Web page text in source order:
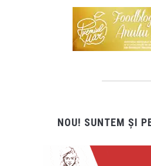
NOU! SUNTEM ȘI